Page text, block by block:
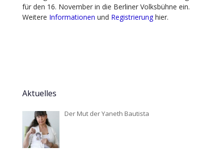
für den 16. November in die Berliner Volksbühne ein.
Weitere Informationen und Registrierunghier.
Aktuelles
Der Mut der Yaneth Bautista